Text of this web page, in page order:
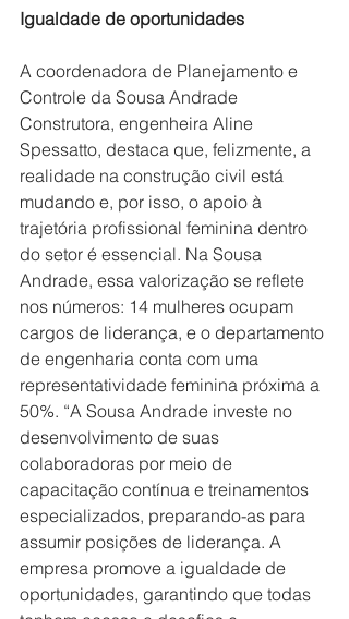
Igualdade de oportunidades
A coordenadora de Planejamento e
Controle da Sousa Andrade
Construtora, engenheira Aline
Spessatto, destaca que, felizmente, a
realidade na construção civil está
mudando e, por isso, o apoio à
trajetória profissional feminina dentro
do setor é essencial. Na Sousa
Andrade, essa valorização se reflete
nos números: 14 mulheres ocupam
cargos de liderança, e o departamento
de engenharia conta com uma
representatividade feminina próxima a
50%. “A Sousa Andrade investe no
desenvolvimento de suas
colaboradoras por meio de
capacitação contínua e treinamentos
especializados, preparando-as para
assumir posições de liderança. A
empresa promove a igualdade de
oportunidades, garantindo que todas